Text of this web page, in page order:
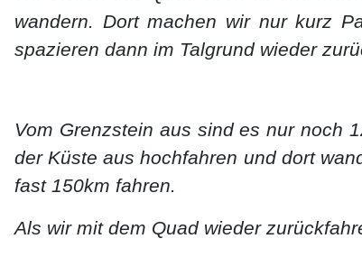
wandern. Dort machen wir nur kurz
spazieren dann im Talgrund wieder
Vom Grenzstein aus sind es nur noch
der Küste aus hochfahren und dort
fast 150km fahren.
Als wir mit dem Quad wieder